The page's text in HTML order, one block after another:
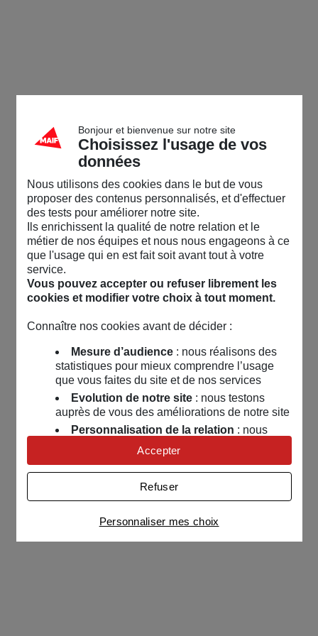
Bonjour et bienvenue sur notre site
Choisissez l'usage de vos
données
Nous utilisons des cookies dans le but de vous
proposer des contenus personnalisés, et d'effectuer
des tests pour améliorer notre site.
Ils enrichissent la qualité de notre relation et le
métier de nos équipes et nous nous engageons à ce
que l'usage qui en est fait soit avant tout à votre
service.
Vous pouvez accepter ou refuser librement les
cookies et modifier votre choix à tout moment.
Connaître nos cookies avant de décider :
Mesure d’audience: nous réalisons des
statistiques pour mieux comprendre l’usage
que vous faites du site et de nos services
Evolution de notre site: nous testons
auprès de vous des améliorations de notre site
Personnalisation de la relation : nous
nous servons de cookies pour adapter nos
contenus et personnaliser nos offres
Univers publicitaire: nous utilisons avec
nos partenaires des cookies pour afficher des
publicités personnalisées
Connaître notre politique cookies et la liste de nos
partenaires
Personnaliser mes choix
Refuser
Accepter